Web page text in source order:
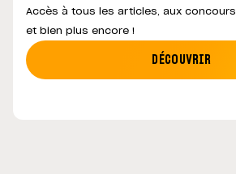
Accès à tous les articles, aux concours
et bien plus encore !
DÉCOUVRIR